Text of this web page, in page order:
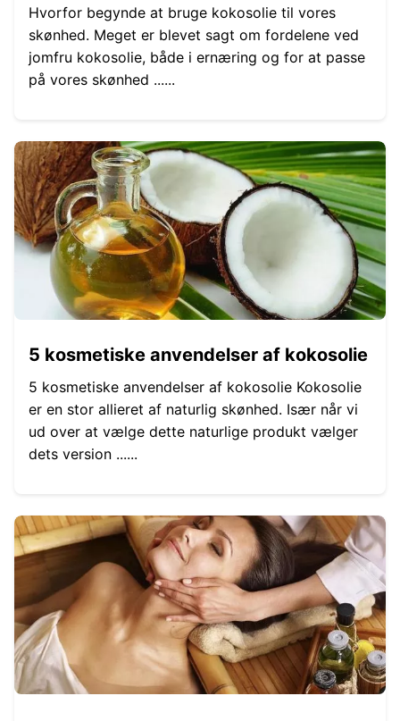
Hvorfor begynde at bruge kokosolie til vores
skønhed. Meget er blevet sagt om fordelene ved
jomfru kokosolie, både i ernæring og for at passe
på vores skønhed ......
5 kosmetiske anvendelser af kokosolie
5 kosmetiske anvendelser af kokosolie Kokosolie
er en stor allieret af naturlig skønhed. Især når vi
ud over at vælge dette naturlige produkt vælger
dets version ......